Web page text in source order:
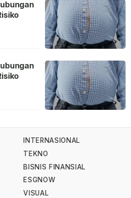
INTERNASIONAL
TEKNO
BISNIS FINANSIAL
ESGNOW
VISUAL